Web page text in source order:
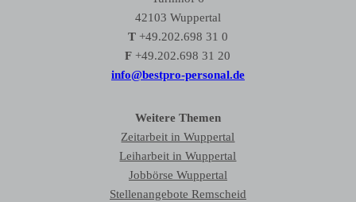
42103 Wuppertal
T+49.202.698 31 0
F +49.202.698 31 20
info@bestpro-personal.de
Weitere Themen
Zeitarbeit in Wuppertal
Leiharbeit in Wuppertal
Jobbörse Wuppertal
Stellenangebote Remscheid